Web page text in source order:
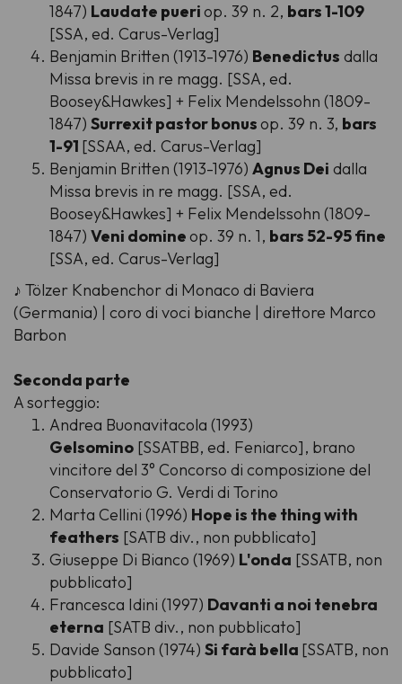
1847) Laudate pueriop. 39 n. 2, bars 1-109
[SSA, ed. Carus-Verlag]
Benjamin Britten (1913-1976) Benedictus dalla
Missa brevis in re magg. [SSA, ed.
Boosey&Hawkes] + Felix Mendelssohn (1809-
1847) Surrexit pastor bonusop. 39 n. 3, bars
1-91 [SSAA, ed. Carus-Verlag]
Benjamin Britten (1913-1976) Agnus Dei dalla
Missa brevis in re magg. [SSA, ed.
Boosey&Hawkes] + Felix Mendelssohn (1809-
1847) Veni domineop. 39 n. 1, bars 52-95 fine
[SSA, ed. Carus-Verlag]
♪ Tölzer Knabenchor di Monaco di Baviera
(Germania) | coro di voci bianche | direttore Marco
Barbon
Seconda parte
A sorteggio:
Andrea Buonavitacola (1993)
Gelsomino [SSATBB, ed. Feniarco], brano
vincitore del 3° Concorso di composizione del
Conservatorio G. Verdi di Torino
Marta Cellini (1996) Hope is the thing with
feathers [SATB div., non pubblicato]
Giuseppe Di Bianco (1969) L'onda [SSATB, non
pubblicato]
Francesca Idini (1997) Davanti a noi tenebra
eterna [SATB div., non pubblicato]
Davide Sanson (1974) Si farà bella [SSATB, non
pubblicato]